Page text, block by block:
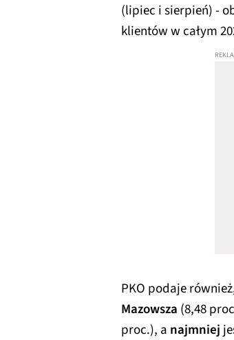
(lipiec i sierpień) -
klientów w całym
PKO podaje
Mazowsza (8,48
proc.), a najmniej